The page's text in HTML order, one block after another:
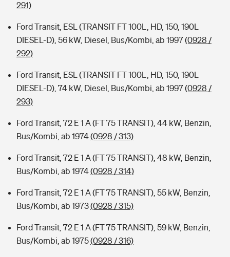
291)
Ford Transit, ESL (TRANSIT FT 100L, HD, 150, 190L
DIESEL-D), 56 kW, Diesel, Bus/Kombi, ab 1997(0928 /
292)
Ford Transit, ESL (TRANSIT FT 100L, HD, 150, 190L
DIESEL-D), 74 kW, Diesel, Bus/Kombi, ab 1997(0928 /
293)
Ford Transit, 72 E 1 A (FT 75 TRANSIT), 44 kW, Benzin,
Bus/Kombi, ab 1974(0928 / 313)
Ford Transit, 72 E 1 A (FT 75 TRANSIT), 48 kW, Benzin,
Bus/Kombi, ab 1974(0928 / 314)
Ford Transit, 72 E 1 A (FT 75 TRANSIT), 55 kW, Benzin,
Bus/Kombi, ab 1973(0928 / 315)
Ford Transit, 72 E 1 A (FT 75 TRANSIT), 59 kW, Benzin,
Bus/Kombi, ab 1975(0928 / 316)